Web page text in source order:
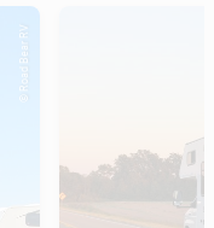
© Road Bear RV